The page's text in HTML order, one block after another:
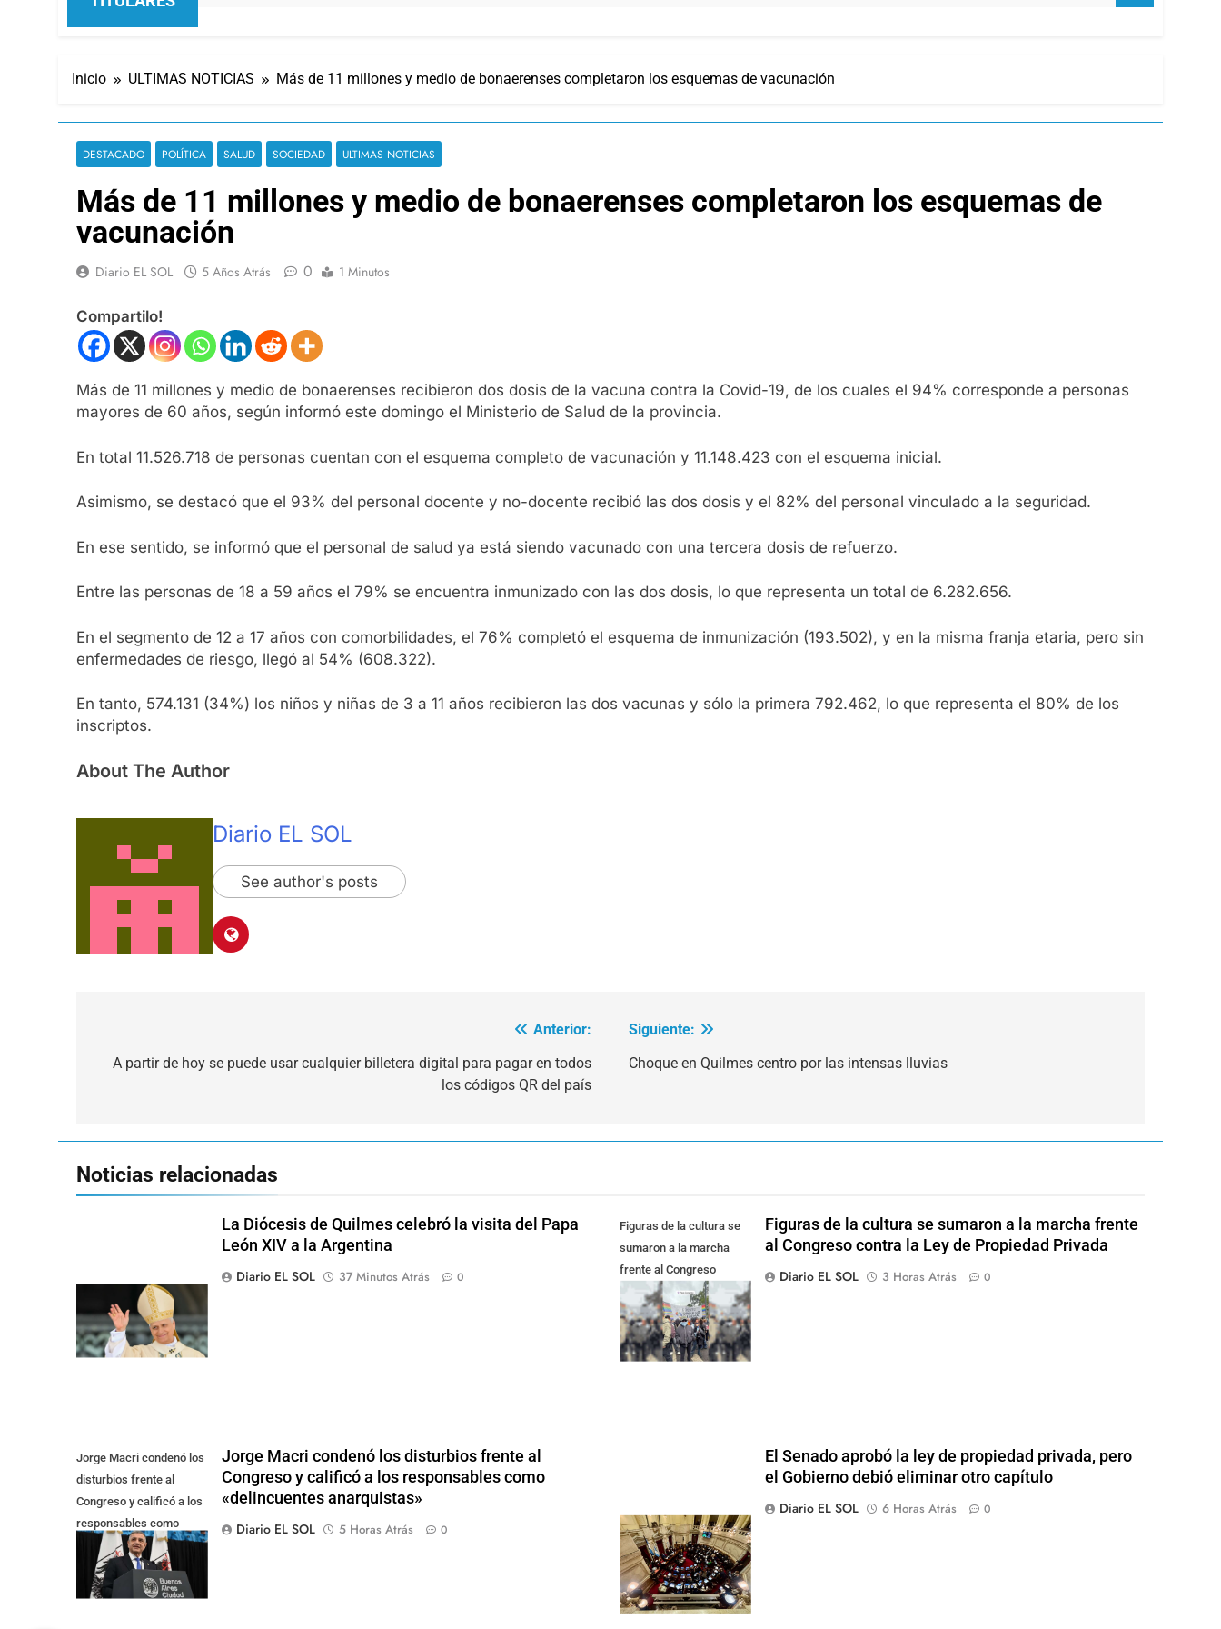
Inicio ULTIMAS NOTICIAS Más de 11 millones y medio de bonaerenses completaron los esquemas de vacunación
DESTACADO POLÍTICA SALUD SOCIEDAD ULTIMAS NOTICIAS
Más de 11 millones y medio de bonaerenses completaron los esquemas de
vacunación
Diario EL SOL 5 Años Atrás 0 1 Minutos
Compartilo!
Más de 11 millones y medio de bonaerenses recibieron dos dosis de la vacuna contra la Covid-19, de los cuales el 94% corresponde a personas
mayores de 60 años, según informó este domingo el Ministerio de Salud de la provincia.
En total 11.526.718 de personas cuentan con el esquema completo de vacunación y 11.148.423 con el esquema inicial.
Asimismo, se destacó que el 93% del personal docente y no-docente recibió las dos dosis y el 82% del personal vinculado a la seguridad.
En ese sentido, se informó que el personal de salud ya está siendo vacunado con una tercera dosis de refuerzo.
Entre las personas de 18 a 59 años el 79% se encuentra inmunizado con las dos dosis, lo que representa un total de 6.282.656.
En el segmento de 12 a 17 años con comorbilidades, el 76% completó el esquema de inmunización (193.502), y en la misma franja etaria, pero sin
enfermedades de riesgo, llegó al 54% (608.322).
En tanto, 574.131 (34%) los niños y niñas de 3 a 11 años recibieron las dos vacunas y sólo la primera 792.462, lo que representa el 80% de los
inscriptos.
About The Author
Diario EL SOL
See author's posts
de
Anterior:
A partir de hoy se puede usar cualquier billetera digital para pagar en todos
los códigos QR del país
Siguiente:
Choque en Quilmes centro por las intensas lluvias
Noticias relacionadas
La Diócesis de Quilmes celebró la visita del Papa
León XIV a la Argentina
Diario EL SOL
37 Minutos Atrás 0
Figuras de la cultura se
sumaron a la marcha
frente al Congreso
contra la Ley de
Propiedad Privada
Figuras de la cultura se sumaron a la marcha frente
al Congreso contra la Ley de Propiedad Privada
Diario EL SOL
3 Horas Atrás 0
Jorge Macri condenó los
disturbios frente al
Congreso y calificó a los
responsables como
"delincuentes
anarquistas"
Jorge Macri condenó los disturbios frente al
Congreso y calificó a los responsables como
«delincuentes anarquistas»
Diario EL SOL
5 Horas Atrás 0
El Senado aprobó la ley de propiedad privada, pero
el Gobierno debió eliminar otro capítulo
Diario EL SOL
6 Horas Atrás 0